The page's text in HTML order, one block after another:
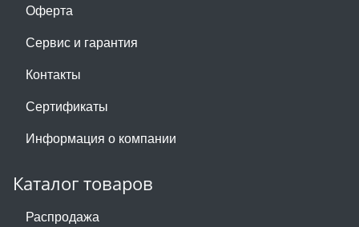
Оферта
Сервис и гарантия
Контакты
Сертификаты
Информация о компании
Каталог товаров
Распродажа